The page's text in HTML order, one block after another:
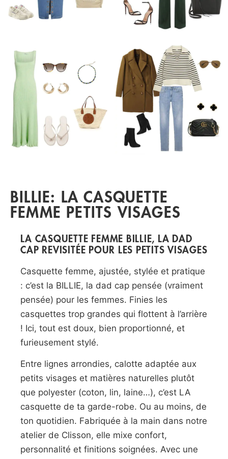
BILLIE: LA CASQUETTE
FEMME PETITS VISAGES
LA CASQUETTE FEMME BILLIE, LA DAD
CAP REVISITÉE POUR LES PETITS VISAGES
Casquette femme, ajustée, stylée et pratique
: c’est la BILLIE, la dad cap pensée (vraiment
pensée) pour les femmes. Finies les
casquettes trop grandes qui flottent à l’arrière
! Ici, tout est doux, bien proportionné, et
furieusement stylé.
Entre lignes arrondies, calotte adaptée aux
petits visages et matières naturelles plutôt
que polyester (coton, lin, laine…), c’est LA
casquette de ta garde-robe. Ou au moins, de
ton quotidien. Fabriquée à la main dans notre
atelier de Clisson, elle mixe confort,
personnalité et finitions soignées. Avec une